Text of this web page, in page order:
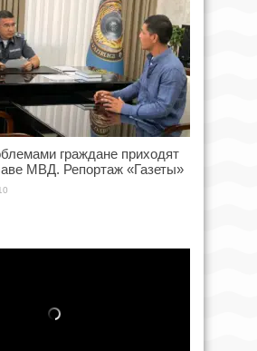
граждане приходят
МВД. Репортаж «Газеты»